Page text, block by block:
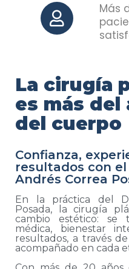
Más
La cirugía
es más del
del cuerpo
Confianza,
resultados con el
Andrés Correa
En la práctica del
Posada, la cirugía
cambio estético: se
médica, bienestar
resultados, a través
acompañado en cada